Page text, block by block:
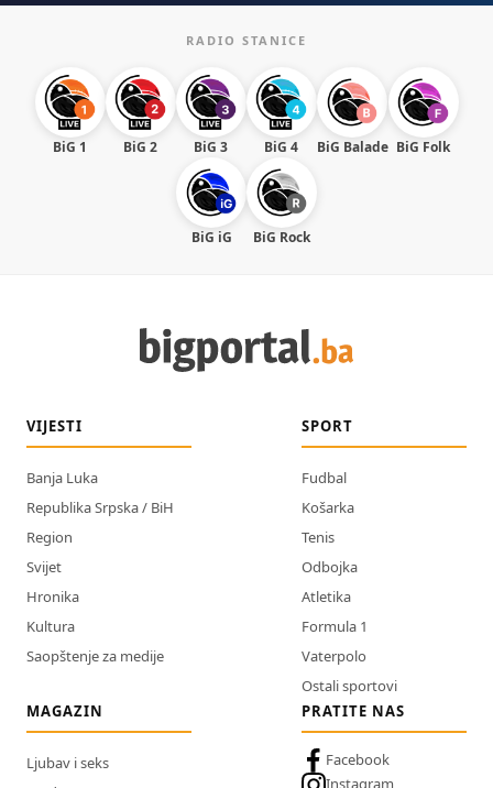
RADIO STANICE
BiG 1 BiG 2 BiG 3 BiG 4 BiG Balade BiG Folk
BiG iG BiG Rock
VIJESTI
Banja Luka
Republika Srpska / BiH
Region
Svijet
Hronika
Kultura
Saopštenje za medije
SPORT
Fudbal
Košarka
Tenis
Odbojka
Atletika
Formula 1
Vaterpolo
Ostali sportovi
MAGAZIN
Ljubav i seks
PRATITE NAS
Facebook
Instagram